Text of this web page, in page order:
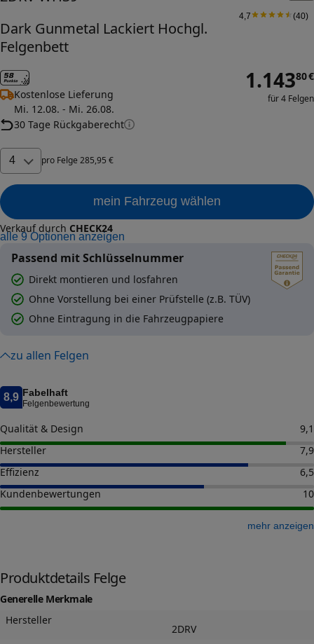
Dark Gunmetal Lackiert Hochgl.
Felgenbett
4,7 (40)
Kostenlose Lieferung
Mi. 12.08. - Mi. 26.08.
30 Tage Rückgaberecht
1.14380€
für 4 Felgen
4 pro Felge 285,95 €
mein Fahrzeug wählen
Verkauf durch CHECK24
alle 9 Optionen anzeigen
Passend mit Schlüsselnummer
Direkt montieren und losfahren
Ohne Vorstellung bei einer Prüfstelle (z.B. TÜV)
Ohne Eintragung in die Fahrzeugpapiere
zu allen Felgen
8,9 Fabelhaft
Felgenbewertung
Qualität & Design
9,1
Hersteller
7,9
Effizienz
6,5
Kundenbewertungen
10
mehr anzeigen
Produktdetails Felge
Generelle Merkmale
Hersteller
2DRV